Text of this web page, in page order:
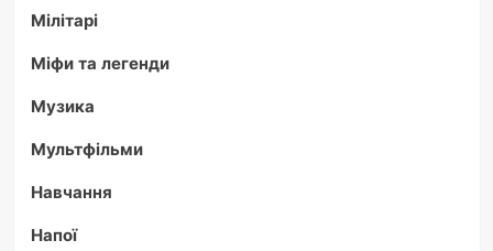
Мілітарі
Міфи та легенди
Музика
Мультфільми
Навчання
Напої